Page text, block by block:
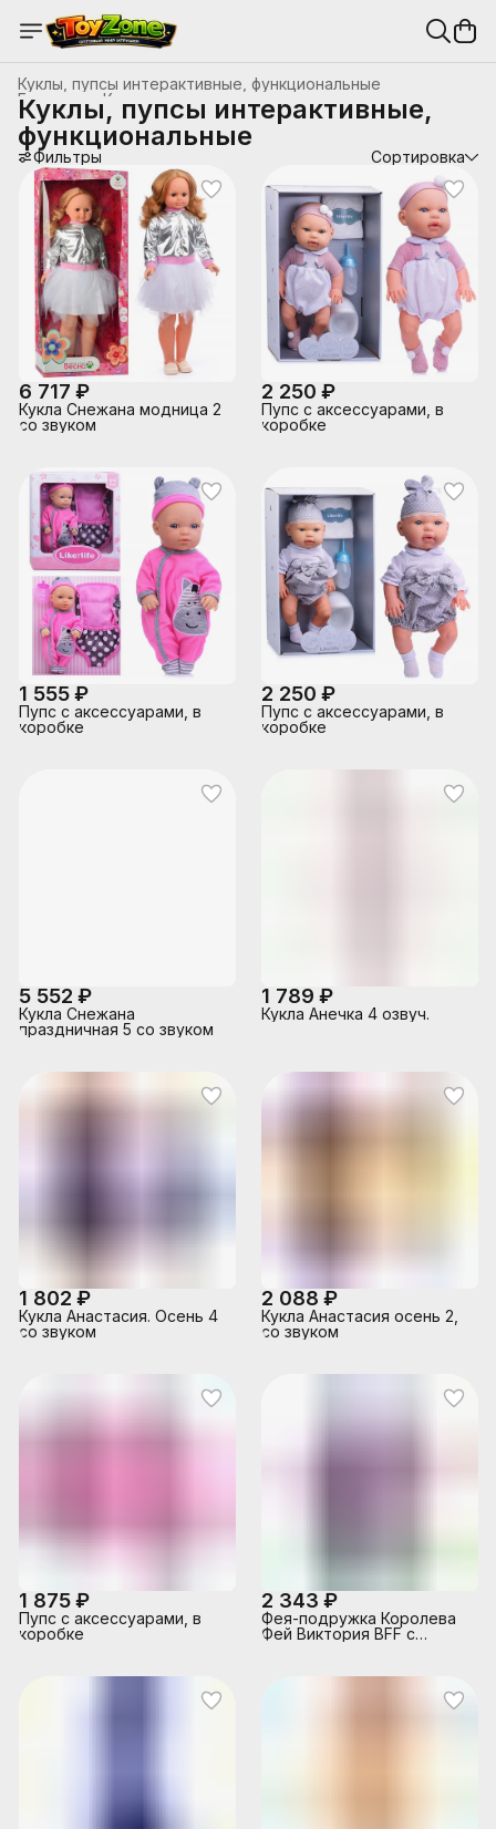
Куклы, пупсы интерактивные, функциональные
Куклы и аксессуары
Главная
Куклы, пупсы интерактивные,
функциональные
Фильтры Сортировка
6 717 ₽
Кукла Снежана модница 2
со звуком
2 250 ₽
Пупс с аксессуарами, в
коробке
1 555 ₽
Пупс с аксессуарами, в
коробке
2 250 ₽
Пупс с аксессуарами, в
коробке
5 552 ₽
Кукла Снежана
праздничная 5 со звуком
1 789 ₽
Кукла Анечка 4 озвуч.
1 802 ₽
Кукла Анастасия. Осень 4
со звуком
2 088 ₽
Кукла Анастасия осень 2,
со звуком
1 875 ₽
Пупс с аксессуарами, в
коробке
2 343 ₽
Фея-подружка Королева
Фей Виктория BFF с